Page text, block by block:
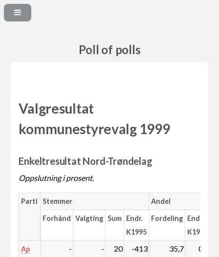
Poll of polls
Valgresultat
kommunestyrevalg 1999
Enkeltresultat Nord-Trøndelag
Oppslutning i prosent.
Parti Stemmer Andel
Forhånd Valgting Sum Endr.
K1995
Fordeling Endr.
K1995
Ap - -
20
-413 35,7 0,3